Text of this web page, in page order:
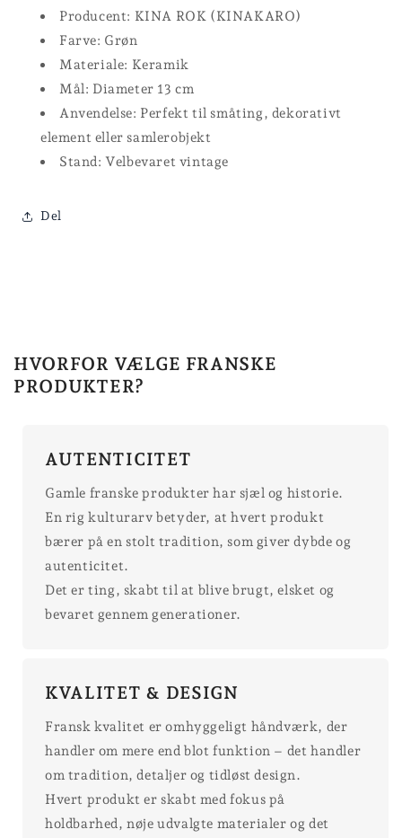
Producent: KINA ROK (KINAKARO)
Farve: Grøn
Materiale: Keramik
Mål: Diameter 13 cm
Anvendelse: Perfekt til småting, dekorativt
element eller samlerobjekt
Stand: Velbevaret vintage
Del
HVORFOR VÆLGE FRANSKE
PRODUKTER?
AUTENTICITET
Gamle franske produkter har sjæl og historie.
En rig kulturarv betyder, at hvert produkt
bærer på en stolt tradition, som giver dybde og
autenticitet.
Det er ting, skabt til at blive brugt, elsket og
bevaret gennem generationer.
KVALITET & DESIGN
Fransk kvalitet er omhyggeligt håndværk, der
handler om mere end blot funktion – det handler
om tradition, detaljer og tidløst design.
Hvert produkt er skabt med fokus på
holdbarhed, nøje udvalgte materialer og det